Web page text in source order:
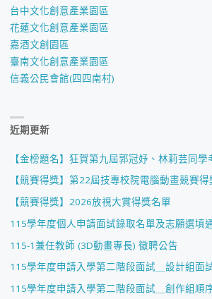
台中文化創意產業園區
花蓮文化創意產業園區
嘉酒文創園區
臺南文化創意產業園區
信義公民會館(四四南村)
近期更新
【金榜題名】狂賀第九屆郭冠妤、林莉芸同學
【競賽得獎】第22屆技專校院電腦動畫競賽得
【競賽得獎】2026放視大賞得獎名單
115學年度個人申請面試錄取名單及志願選填
115-1兼任教師 (3D動畫專長) 徵聘公告
115學年度申請入學第二階段面試＿設計組面
115學年度申請入學第二階段面試＿創作組順